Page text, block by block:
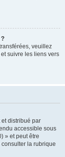
veuillez
suivre les liens vers
distribué par
accessible sous
» et peut être
la rubrique